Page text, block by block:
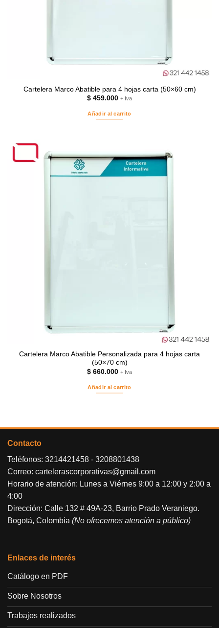
Cartelera Marco Abatible para 4 hojas carta (50×60 cm)
$ 459.000 + Iva
Añadir al carrito
Cartelera Marco Abatible Personalizada para 4 hojas carta
(50×70 cm)
$ 660.000 + Iva
Añadir al carrito
Contacto
Teléfonos: 3214421458 - 3208801438
Correo: cartelerascorporativas@gmail.com
Horario de atención: Lunes a Viérnes 9:00 a 12:00 y 2:00 a
4:00
Dirección: Calle 132 # 49A-23, Barrio Prado Veraniego.
Bogotá, Colombia (No ofrecemos atención a público)
Enlaces de interés
Catálogo en PDF
Sobre Nosotros
Trabajos realizados